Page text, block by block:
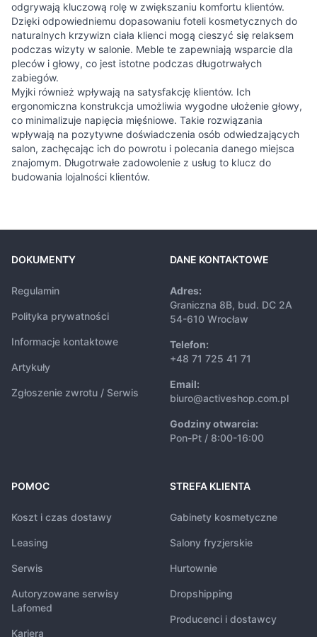
odgrywają kluczową rolę w zwiększaniu komfortu klientów.
Dzięki odpowiedniemu dopasowaniu foteli kosmetycznych do
naturalnych krzywizn ciała klienci mogą cieszyć się relaksem
podczas wizyty w salonie. Meble te zapewniają wsparcie dla
pleców i głowy, co jest istotne podczas długotrwałych
zabiegów.
Myjki również wpływają na satysfakcję klientów. Ich
ergonomiczna konstrukcja umożliwia wygodne ułożenie głowy,
co minimalizuje napięcia mięśniowe. Takie rozwiązania
wpływają na pozytywne doświadczenia osób odwiedzających
salon, zachęcając ich do powrotu i polecania danego miejsca
znajomym. Długotrwałe zadowolenie z usług to klucz do
budowania lojalności klientów.
DOKUMENTY
Regulamin
Polityka prywatności
Informacje kontaktowe
Artykuły
Zgłoszenie zwrotu / Serwis
DANE KONTAKTOWE
Adres:
Graniczna 8B, bud. DC 2A
54-610 Wrocław
Telefon:
+48 71 725 41 71
Email:
biuro@activeshop.com.pl
Godziny otwarcia:
Pon-Pt / 8:00-16:00
POMOC
Koszt i czas dostawy
Leasing
Serwis
Autoryzowane serwisy
Lafomed
Kariera
STREFA KLIENTA
Gabinety kosmetyczne
Salony fryzjerskie
Hurtownie
Dropshipping
Producenci i dostawcy